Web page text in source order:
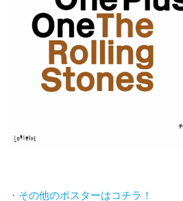
・その他のポスターはコチラ！